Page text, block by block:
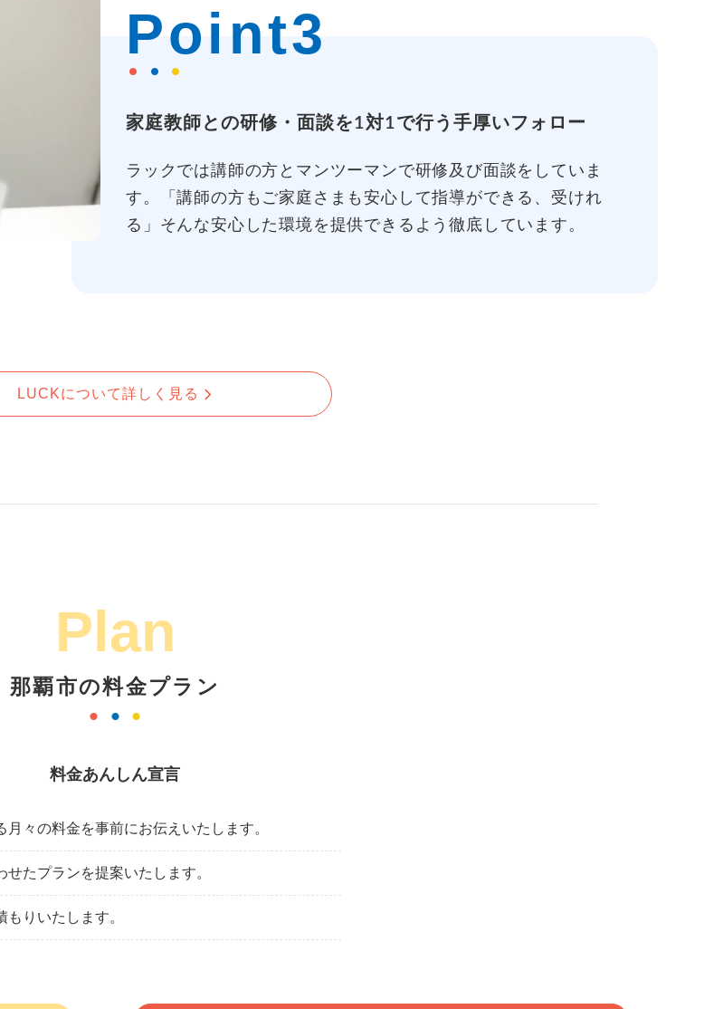
Point3
家庭教師との研修・面談を1対1で行う手厚いフォロー
ラックでは講師の方とマンツーマンで研修及び面談をしていま
す。「講師の方もご家庭さまも安心して指導ができる、受けれ
る」そんな安心した環境を提供できるよう徹底しています。
LUCKについて詳しく見る
Plan
那覇市の料金プラン
料金あんしん宣言
月々の料金を事前にお伝えいたします。
せたプランを提案いたします。
もりいたします。